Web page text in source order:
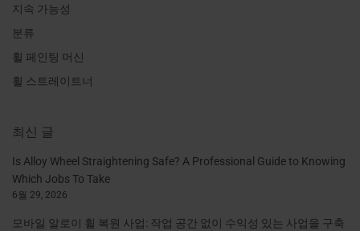
지속 가능성
분류
휠 페인팅 머신
휠 스트레이트너
최신 글
Is Alloy Wheel Straightening Safe? A Professional Guide to Knowing
Which Jobs To Take
6월 29, 2026
모바일 알로이 휠 복원 사업: 작업 공간 없이 수익성 있는 사업을 구축